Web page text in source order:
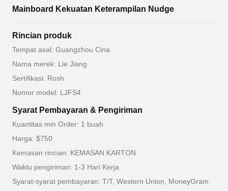
Mainboard Kekuatan Keterampilan Nudge
Rincian produk
Tempat asal: Guangzhou Cina
Nama merek: Lie Jiang
Sertifikasi: Rosh
Nomor model: LJFS4
Syarat Pembayaran & Pengiriman
Kuantitas min Order: 1 buah
Harga: $750
Kemasan rincian: KEMASAN KARTON
Waktu pengiriman: 1-3 Hari Kerja
Syarat-syarat pembayaran: T/T, Western Union, MoneyGram